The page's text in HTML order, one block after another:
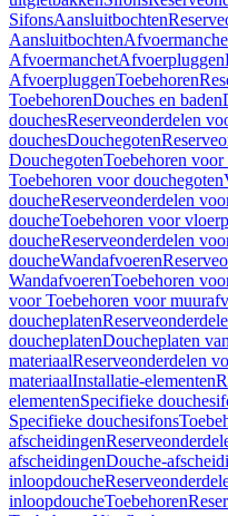
SifonsAansluitbochten
Aansluitbochten
AfvoermanchetAfvoerpluggen
AfvoerpluggenToebehoren
ToebehorenDouches en baden
douchesReserveonderdelen
douchesDouchegoten
DouchegotenToebehoren voor
Toebehoren voor douchegoten
doucheReserveonderdelen
doucheToebehoren voor
doucheReserveonderdelen
doucheWandafvoeren
WandafvoerenToebehoren
voor Toebehoren voor
doucheplaten
doucheplatenDoucheplaten
materiaalReserveonderdelen
materiaalInstallatie-elementen
elementenSpecifieke
Specifieke douchesifons
afscheidingen
afscheidingenDouche-
inloopdouche
inloopdoucheToebehoren